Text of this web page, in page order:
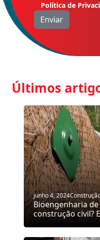
Política de
Últimos
junho 4, 2024
Bioengenharia
construção civil?